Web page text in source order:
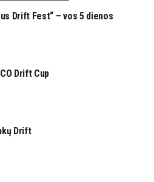
Drift Fest“ – vos 5 dienos
Drift Cup
Drift